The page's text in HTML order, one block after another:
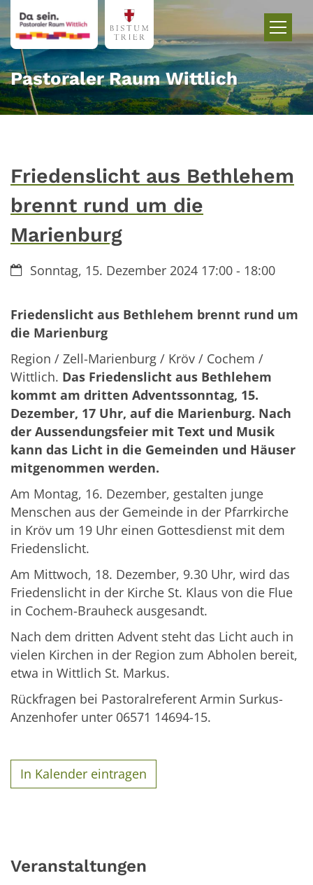
Zum Inhalt springen
Pastoraler Raum Wittlich
Friedenslicht aus Bethlehem
brennt rund um die
Marienburg
Datum:Sonntag, 15. Dezember 2024 17:00 - 18:00
Friedenslicht aus Bethlehem brennt rund um
die Marienburg
Region / Zell-Marienburg / Kröv / Cochem /
Wittlich. Das Friedenslicht aus Bethlehem
kommt am dritten Adventssonntag, 15.
Dezember, 17 Uhr, auf die Marienburg. Nach
der Aussendungsfeier mit Text und Musik
kann das Licht in die Gemeinden und Häuser
mitgenommen werden.
Am Montag, 16. Dezember, gestalten junge
Menschen aus der Gemeinde in der Pfarrkirche
in Kröv um 19 Uhr einen Gottesdienst mit dem
Friedenslicht.
Am Mittwoch, 18. Dezember, 9.30 Uhr, wird das
Friedenslicht in der Kirche St. Klaus von die Flue
in Cochem-Brauheck ausgesandt.
Nach dem dritten Advent steht das Licht auch in
vielen Kirchen in der Region zum Abholen bereit,
etwa in Wittlich St. Markus.
Rückfragen bei Pastoralreferent Armin Surkus-
Anzenhofer unter 06571 14694-15.
In Kalender eintragen
Veranstaltungen